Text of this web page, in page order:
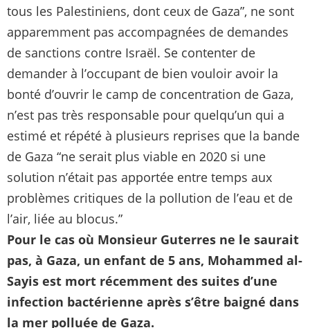
tous les Palestiniens, dont ceux de Gaza”, ne sont
apparemment pas accompagnées de demandes
de sanctions contre Israël. Se contenter de
demander à l’occupant de bien vouloir avoir la
bonté d’ouvrir le camp de concentration de Gaza,
n’est pas très responsable pour quelqu’un qui a
estimé et répété à plusieurs reprises que la bande
de Gaza “ne serait plus viable en 2020 si une
solution n’était pas apportée entre temps aux
problèmes critiques de la pollution de l’eau et de
l’air, liée au blocus.”
Pour le cas où Monsieur Guterres ne le saurait
pas, à Gaza, un enfant de 5 ans, Mohammed al-
Sayis est mort récemment des suites d’une
infection bactérienne après s’être baigné dans
la mer polluée de Gaza.